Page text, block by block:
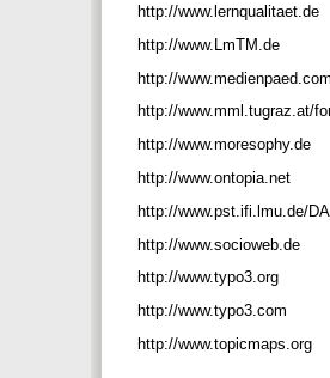
http://www.lernqualitaet.de
http://www.LmTM.de
http://www.medienpaed.com
http://www.mml.tugraz.at/
http://www.moresophy.de
http://www.ontopia.net
http://www.pst.ifi.lmu.de/
http://www.socioweb.de
http://www.typo3.org
http://www.typo3.com
http://www.topicmaps.org